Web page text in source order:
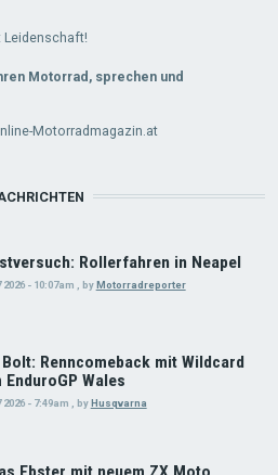
Leidenschaft!
Motorrad, sprechen und
Motorradmagazin.at
Rollerfahren in Neapel
2026 - 10:07am byMotorradreporter
Renncomeback mit Wildcard
EnduroGP Wales
2026 - 7:49am byHusqvarna